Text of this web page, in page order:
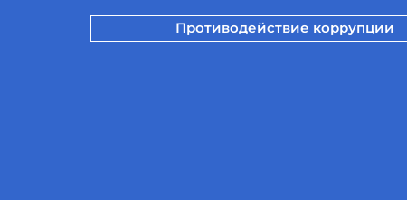
Противодействие коррупции